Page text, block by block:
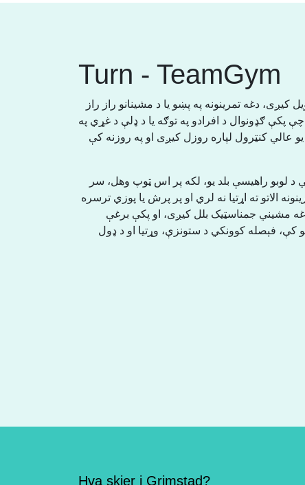
Turn - TeamGym
کیږی، دغه تمرینونه په پښو یا د مشینانو راز راز
پکې ګډونوال د افرادو په توګه یا د ډلې د غړي په
عالي کنټرول لپاره روزل کیږی او په روزنه کې
لوبو راهیسې بلد یو، لکه پر اس ټوپ وهل، سر
الاتو ته اړتیا نه لري او پر پرش یا پوزي ترسره
مشیني جمناسټیک بلل کیږی، او پکې برغې
فېصله کوونکي د ستونزې، وړتیا او د ډول
Hva skjer i Grimstad?